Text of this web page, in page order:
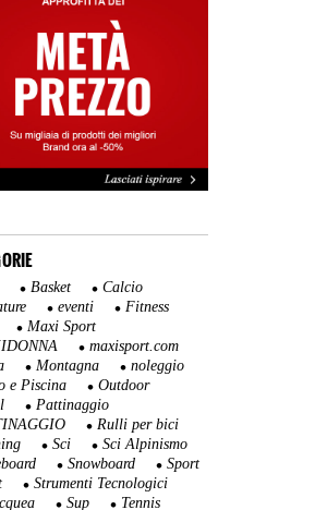
Basket
Calcio
eventi
Fitness
Maxi Sport
maxisport.com
Montagna
noleggio
e Piscina
Outdoor
Pattinaggio
Rulli per bici
Sci
Sci Alpinismo
Snowboard
Sport
Strumenti Tecnologici
Sup
Tennis